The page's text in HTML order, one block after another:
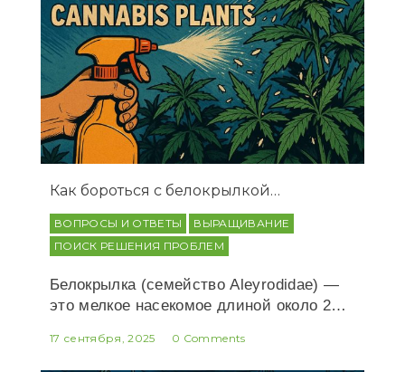
Как бороться с белокрылкой…
ВОПРОСЫ И ОТВЕТЫ
ВЫРАЩИВАНИЕ
ПОИСК РЕШЕНИЯ ПРОБЛЕМ
Белокрылка (семейство Aleyrodidae) —
это мелкое насекомое длиной около 2…
17 сентября, 2025 0 Comments